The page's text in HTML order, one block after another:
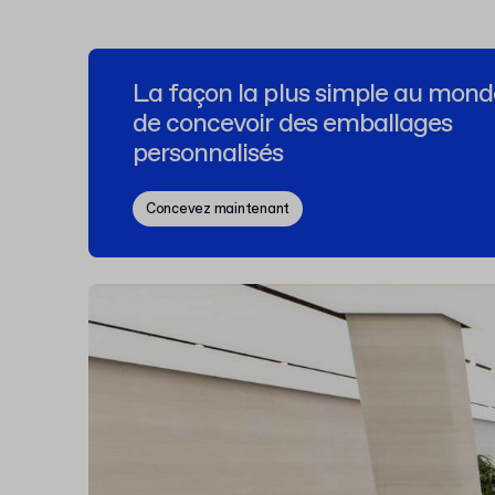
La façon la plus simple au
de concevoir des emballages
personnalisés
Concevez maintenant